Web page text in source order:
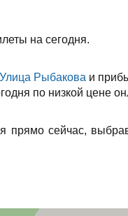
на сегодня.
Улица Рыбакова и
по низкой цене
прямо сейчас,